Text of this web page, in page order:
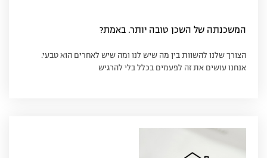
המשכנתה של השכן טובה יותר. באמת?
הצורך שלנו להשוות בין מה שיש לנו ומה שיש לאחרים הוא טבעי.
אנחנו עושים את זה לפעמים בכלל בלי להרגיש